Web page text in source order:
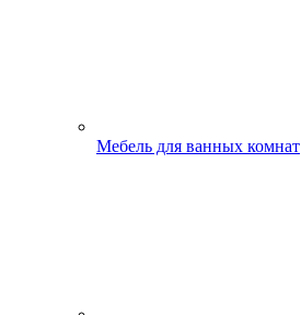
Мебель для ванных комнат